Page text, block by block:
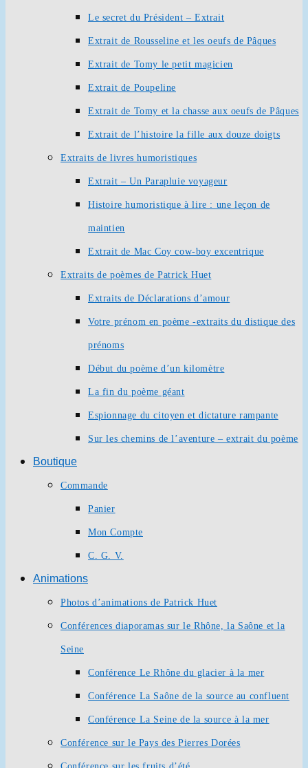
Le secret du Président – Extrait
Extrait de Rousseline et les oeufs de Pâques
Extrait de Tomy le petit magicien
Extrait de Poupeline
Extrait de Tomy et la chasse aux oeufs de Pâques
Extrait de l’histoire la fille aux douze doigts
Extraits de livres humoristiques
Extrait – Un Parapluie voyageur
Histoire humoristique à lire : une leçon de
maintien
Extrait de Mac Coy cow-boy excentrique
Extraits de poèmes de Patrick Huet
Extraits de Déclarations d’amour
Votre prénom en poème -extraits du distique des
prénoms
Début du poème d’un kilomètre
La fin du poème géant
Espionnage du citoyen et dictature rampante
Sur les chemins de l’aventure – extrait du poème
Boutique
Commande
Panier
Mon Compte
C. G. V.
Animations
Photos d’animations de Patrick Huet
Conférences diaporamas sur le Rhône, la Saône et la
Seine
Conférence Le Rhône du glacier à la mer
Conférence La Saône de la source au confluent
Conférence La Seine de la source à la mer
Conférence sur le Pays des Pierres Dorées